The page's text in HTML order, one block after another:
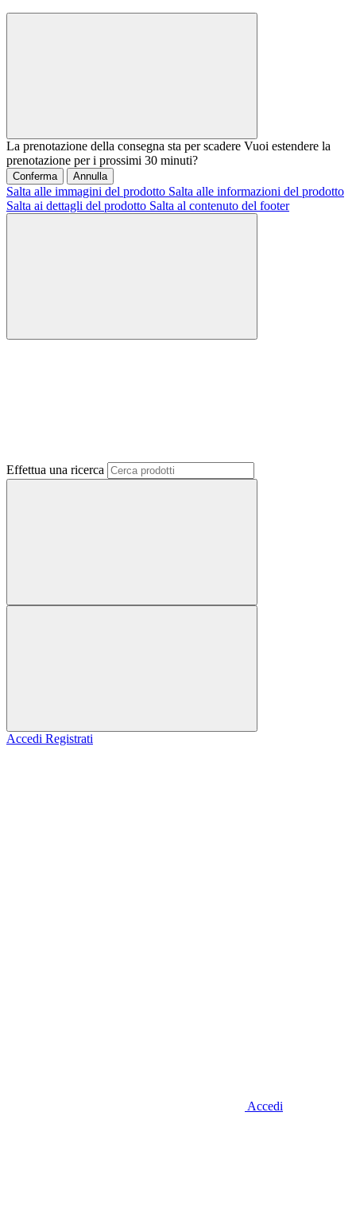
La prenotazione della consegna sta per scadere Vuoi estendere la
prenotazione per i prossimi 30 minuti?
Conferma Annulla
Salta alle immagini del prodotto Salta alle informazioni del prodotto
Salta ai dettagli del prodotto Salta al contenuto del footer
Effettua una ricerca
Accedi Registrati
Accedi